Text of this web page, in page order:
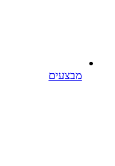
מבצעים